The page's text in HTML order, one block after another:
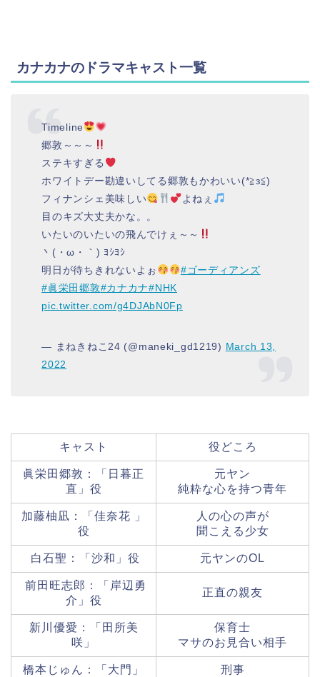
カナカナのドラマキャスト一覧
Timeline
郷敦～～～
ステキすぎる
ホワイトデー勘違いしてる郷敦もかわいい(*≧з≦)
フィナンシェ美味しい
よねぇ
目のキズ大丈夫かな。。
いたいのいたいの飛んでけぇ～～
丶(・ω・｀) ﾖｼﾖｼ
明日が待ちきれないよぉ
#ゴーディアンズ
#眞栄田郷敦#カナカナ#NHK
pic.twitter.com/g4DJAbN0Fp
— まねきねこ24 (@maneki_gd1219) March 13,
2022
キャスト 役どころ
眞栄田郷敦：「日暮正
直」役
元ヤン
純粋な心を持つ青年
加藤柚凪：「佳奈花 」
役
人の心の声が
聞こえる少女
白石聖：「沙和」役 元ヤンのOL
前田旺志郎：「岸辺勇
介」役
正直の親友
新川優愛：「田所美
咲」
保育士
マサのお見合い相手
橋本じゅん：「大門」 刑事